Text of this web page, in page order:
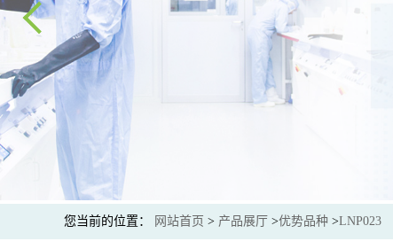
您当前的位置： 网站首页 > 产品展厅 >优势品种 >LNP023